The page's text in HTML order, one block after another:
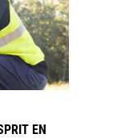
EN